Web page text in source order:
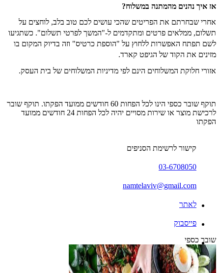
אז איך נהנים מהמתנה במשלוח?
אחרי שבחרתם את הפריטים שהכי עושים לכם טוב בלב, לוחצים על
תשלום, ממלאים פרטים ומתקדמים ל-"המשך לפרטי תשלום". כשתגיעו
לשם תפתח האפשרות ללחוץ על "הוספת כרטיס" וזה בדיוק המקום בו
מזינים את הקוד של הגיפט קארד.
אזורי חלוקת המשלוחים הינם לפי מדיניות המשלוחים של בית העסק.
תוקף שובר כספי הינו לכל הפחות 60 חודשים ממועד הפקתו. תוקף שובר
לרכישת מוצר או שירות מסויים יהיה לכל הפחות 24 חודשים ממועד
הפקתו
קישור לרשימת הסניפים
03-6708050
namtelaviv@gmail.com
לאתר
פייסבוק
שובר כספי